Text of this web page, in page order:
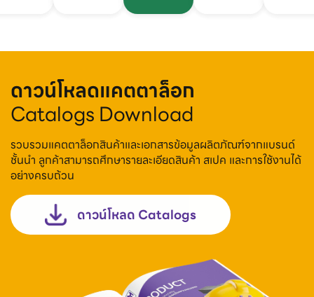
ดาวน์โหลดแคตตาล็อก
Catalogs Download
รวบรวมแคตตาล็อกสินค้าและเอกสารข้อมูลผลิตภัณฑ์จากแบรนด์
ชั้นนำ ลูกค้าสามารถศึกษารายละเอียดสินค้า สเปค และการใช้งานได้
อย่างครบถ้วน
ดาวน์โหลด Catalogs